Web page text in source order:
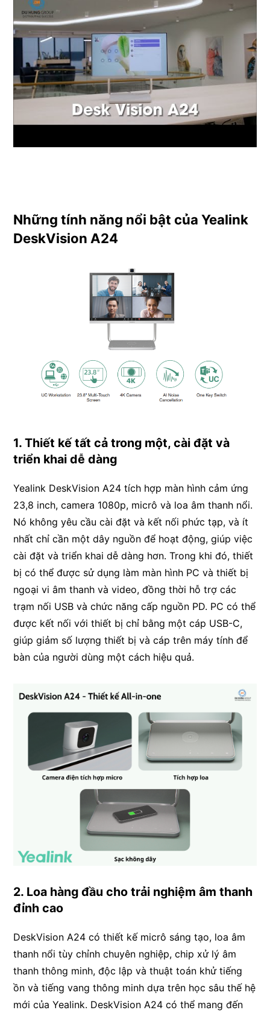
Những tính năng nổi bật của Yealink
DeskVision A24
1. Thiết kế tất cả trong một, cài đặt và
triển khai dễ dàng
Yealink DeskVision A24 tích hợp màn hình cảm ứng
23,8 inch, camera 1080p, micrô và loa âm thanh nổi.
Nó không yêu cầu cài đặt và kết nối phức tạp, và ít
nhất chỉ cần một dây nguồn để hoạt động, giúp việc
cài đặt và triển khai dễ dàng hơn. Trong khi đó, thiết
bị có thể được sử dụng làm màn hình PC và thiết bị
ngoại vi âm thanh và video, đồng thời hỗ trợ các
trạm nối USB và chức năng cấp nguồn PD. PC có thể
được kết nối với thiết bị chỉ bằng một cáp USB-C,
giúp giảm số lượng thiết bị và cáp trên máy tính để
bàn của người dùng một cách hiệu quả.
2. Loa hàng đầu cho trải nghiệm âm thanh
đỉnh cao
DeskVision A24 có thiết kế micrô sáng tạo, loa âm
thanh nổi tùy chỉnh chuyên nghiệp, chip xử lý âm
thanh thông minh, độc lập và thuật toán khử tiếng
ồn và tiếng vang thông minh dựa trên học sâu thế hệ
mới của Yealink. DeskVision A24 có thể mang đến